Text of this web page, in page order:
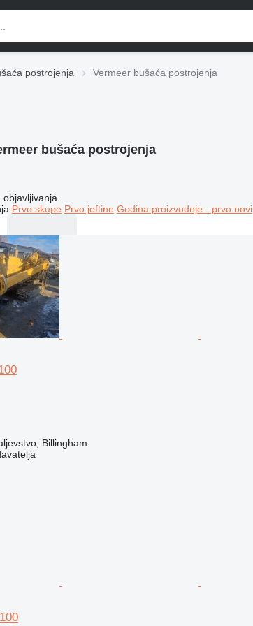
postrojenja Vermeer bušaća postrojenja
bušaća postrojenja
objavljivanja
Prvo skupe Prvo jeftine Godina proizvodnje - prvo novi
Billingham